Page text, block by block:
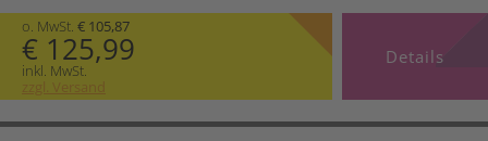
o. MwSt. € 105,87
€ 125,99
inkl. MwSt.
zzgl. Versand
Details